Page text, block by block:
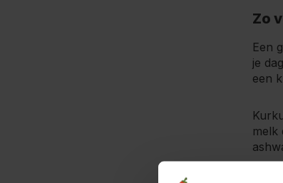
Zo
Een
je
een
melk